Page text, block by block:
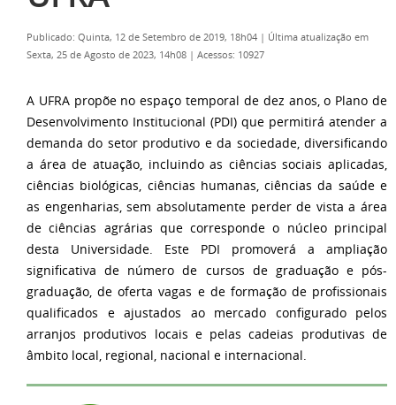
Publicado: Quinta, 12 de Setembro de 2019, 18h04 | Última atualização em
Sexta, 25 de Agosto de 2023, 14h08 | Acessos: 10927
A UFRA propõe no espaço temporal de dez anos, o Plano de
Desenvolvimento Institucional (PDI) que permitirá atender a
demanda do setor produtivo e da sociedade, diversificando
a área de atuação, incluindo as ciências sociais aplicadas,
ciências biológicas, ciências humanas, ciências da saúde e
as engenharias, sem absolutamente perder de vista a área
de ciências agrárias que corresponde o núcleo principal
desta Universidade. Este PDI promoverá a ampliação
significativa de número de cursos de graduação e pós-
graduação, de oferta vagas e de formação de profissionais
qualificados e ajustados ao mercado configurado pelos
arranjos produtivos locais e pelas cadeias produtivas de
âmbito local, regional, nacional e internacional.